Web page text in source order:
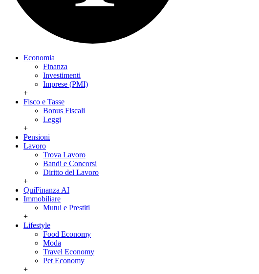
Economia
Finanza
Investimenti
Imprese (PMI)
+
Fisco e Tasse
Bonus Fiscali
Leggi
+
Pensioni
Lavoro
Trova Lavoro
Bandi e Concorsi
Diritto del Lavoro
+
QuiFinanza AI
Immobiliare
Mutui e Prestiti
+
Lifestyle
Food Economy
Moda
Travel Economy
Pet Economy
+